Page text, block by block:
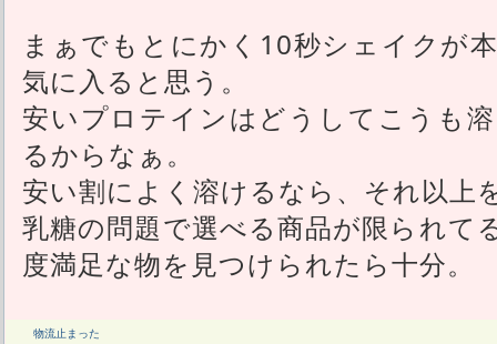
まぁでもとにかく10秒シェイクが
気に入ると思う。
安いプロテインはどうしてこうも
るからなぁ。
安い割によく溶けるなら、それ以上
乳糖の問題で選べる商品が限られて
度満足な物を見つけられたら十分。
物流止まった